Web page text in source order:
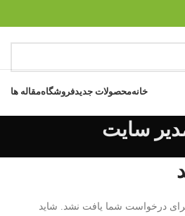
خانهمحصولات جدیدفروشگاهمقاله ها
سایت
درخواست شما یافت نشد. شاید